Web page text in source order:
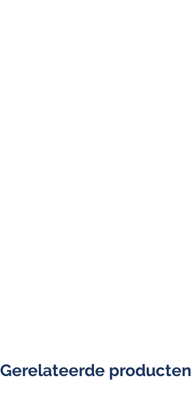
Gerelateerde producten